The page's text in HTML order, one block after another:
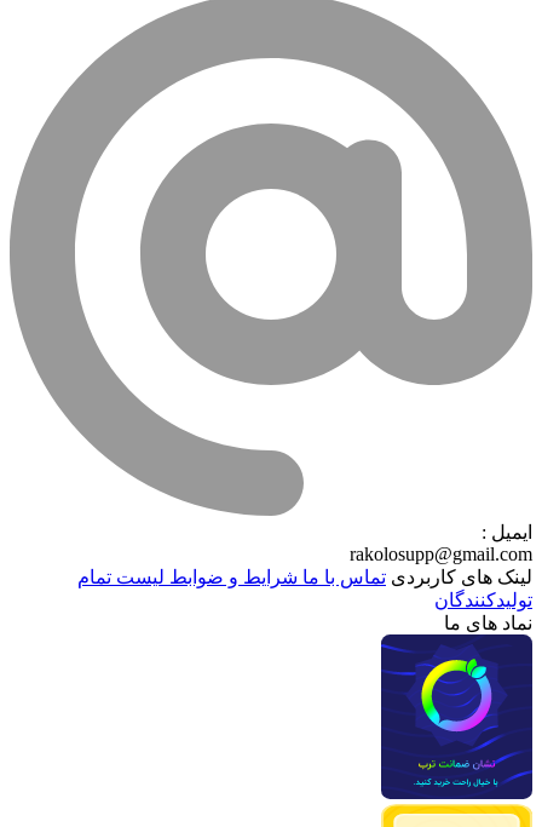
ایمیل :
rakolosupp@gmail.com
لینک های کاربردی تماس با ماشرایط و ضوابطلیست تمام
تولیدکنندگان
نماد های ما